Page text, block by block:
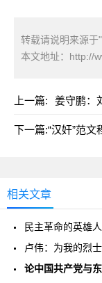
转载请说明来源
本文地址： http://
上一篇: 姜守鹏：
下一篇:“汉奸”范文
相关文章
民主革命的英雄
卢伟：为我的烈
论中国共产党与